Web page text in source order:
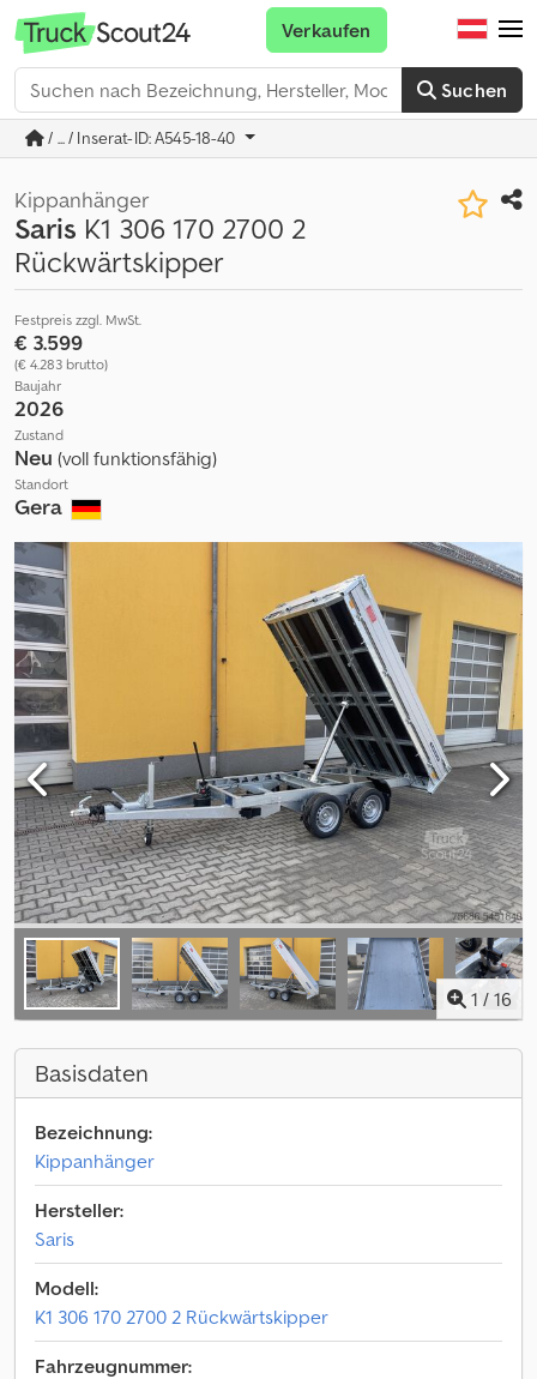
Suchen
Verkaufen
/ ... / Inserat-ID: A545-18-40
Kippanhänger
Saris K1 306 170 2700 2
Rückwärtskipper
Festpreis zzgl. MwSt.
€ 3.599
(€ 4.283 brutto)
Baujahr
2026
Zustand
Neu (voll funktionsfähig)
Standort
Gera
1 / 16
Basisdaten
Bezeichnung:
Kippanhänger
Hersteller:
Saris
Modell:
K1 306 170 2700 2 Rückwärtskipper
Fahrzeugnummer: